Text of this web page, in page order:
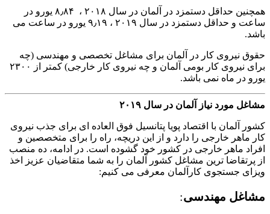
همچنین حداقل دستمزد در آلمان در سال ۲۰۱۸ ، ۸٫۸۴ یورو در
ساعت و حداقل دستمزد در سال ۲۰۱۹ ، ۹٫۱۹ یورو در ساعت می
باشد.
حقوق نیروی کار در آلمان برای مشاغل تخصصی و مهندسی (چه
برای نیروی کار بومی آلمان و چه نیروی کار خارجی) کمتر از ۲۳۰۰
یورو در ماه نمی باشد.
مشاغل مورد نیاز آلمان در سال ۲۰۱۹
کشور آلمان با اقتصاد پویا پتانسیل فوق العاده ای برای جذب نیروی
کار ماهر خارجی را دارد و از این دریچه، راه را برای متخصصین و
افراد ماهر خارجی در کشور خود گشوده است. در ادامه، ده منصب
از پرتقاضا ترین مشاغل کشور آلمان را به شما متقاضیان عزیز اخذ
ویزای جستجوی کارآلمان معرفی می کنیم:
مشاغل مهندسی: